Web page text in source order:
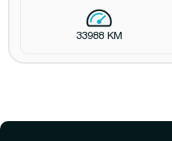
33988 KM